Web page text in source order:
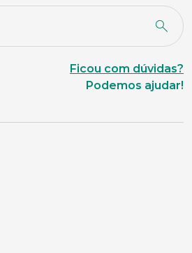
Ficou com dúvidas?
Podemos ajudar!